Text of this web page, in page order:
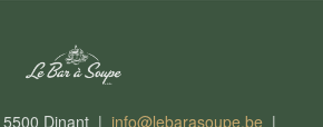
Dinant | info@lebarasoupe.be|